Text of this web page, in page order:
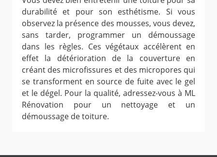
durabilité et pour son esthétisme. Si vous
observez la présence des mousses, vous devez,
sans tarder, programmer un démoussage
dans les règles. Ces végétaux accélèrent en
effet la détérioration de la couverture en
créant des microfissures et des micropores qui
se transforment en source de fuite avec le gel
et le dégel. Pour la qualité, adressez-vous à ML
Rénovation pour un nettoyage et un
démoussage de toiture.